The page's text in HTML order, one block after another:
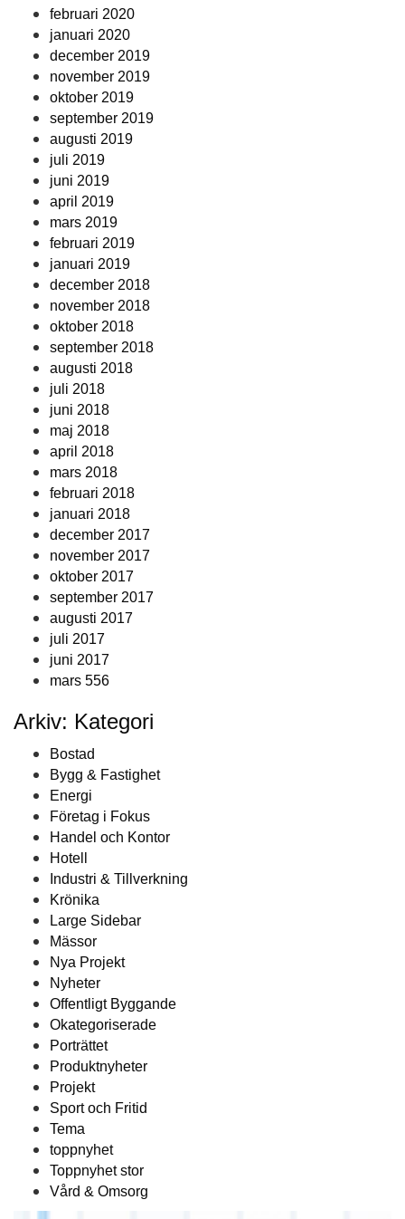
februari 2020
januari 2020
december 2019
november 2019
oktober 2019
september 2019
augusti 2019
juli 2019
juni 2019
april 2019
mars 2019
februari 2019
januari 2019
december 2018
november 2018
oktober 2018
september 2018
augusti 2018
juli 2018
juni 2018
maj 2018
april 2018
mars 2018
februari 2018
januari 2018
december 2017
november 2017
oktober 2017
september 2017
augusti 2017
juli 2017
juni 2017
mars 556
Arkiv: Kategori
Bostad
Bygg & Fastighet
Energi
Företag i Fokus
Handel och Kontor
Hotell
Industri & Tillverkning
Krönika
Large Sidebar
Mässor
Nya Projekt
Nyheter
Offentligt Byggande
Okategoriserade
Porträttet
Produktnyheter
Projekt
Sport och Fritid
Tema
toppnyhet
Toppnyhet stor
Vård & Omsorg